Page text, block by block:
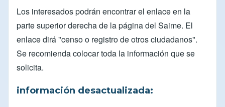
Los interesados podrán encontrar el enlace en la
parte superior derecha de la página del Saime. El
enlace dirá "censo o registro de otros ciudadanos".
Se recomienda colocar toda la información que se
solicita.
información desactualizada: